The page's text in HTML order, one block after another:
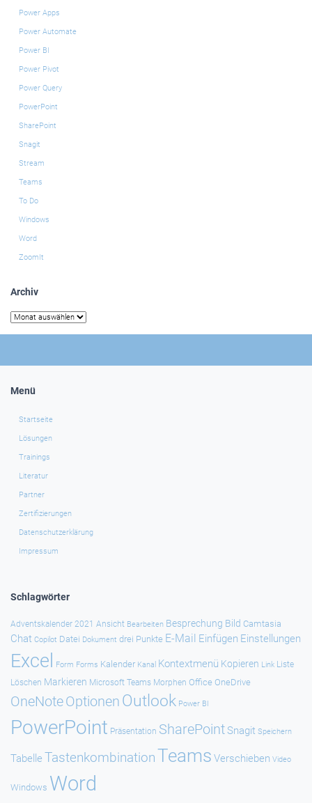
Power Apps
Power Automate
Power BI
Power Pivot
Power Query
PowerPoint
SharePoint
Snagit
Stream
Teams
To Do
Windows
Word
ZoomIt
Archiv
Archiv
Menü
Startseite
Lösungen
Trainings
Literatur
Partner
Zertifizierungen
Datenschutzerklärung
Impressum
Schlagwörter
Adventskalender 2021 Ansicht Bearbeiten Besprechung Bild Camtasia
Chat Copilot Datei Dokument drei Punkte E-Mail Einfügen Einstellungen
Excel Form Forms Kalender Kanal Kontextmenü Kopieren Link Liste
Löschen Markieren Microsoft Teams Morphen Office OneDrive
OneNoteOptionen Outlook Power BI
PowerPoint Präsentation SharePointSnagit Speichern
Tabelle TastenkombinationTeams Verschieben Video
Windows Word